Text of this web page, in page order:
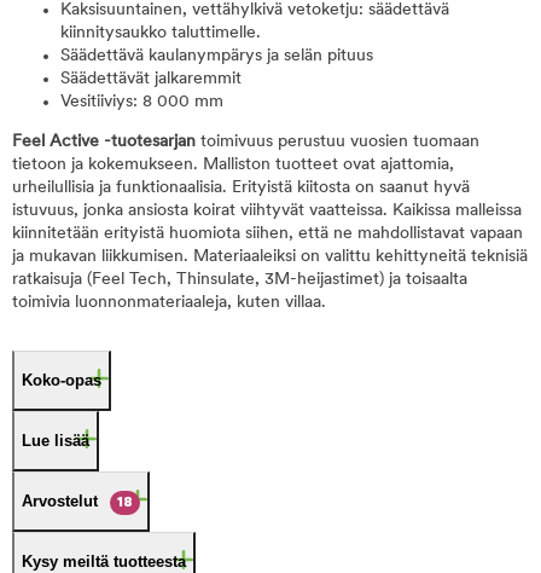
Kaksisuuntainen, vettähylkivä vetoketju: säädettävä
kiinnitysaukko taluttimelle.
Säädettävä kaulanympärys ja selän pituus
Säädettävät jalkaremmit
Vesitiiviys: 8 000 mm
Feel Active -tuotesarjan toimivuus perustuu vuosien tuomaan
tietoon ja kokemukseen. Malliston tuotteet ovat ajattomia,
urheilullisia ja funktionaalisia. Erityistä kiitosta on saanut hyvä
istuvuus, jonka ansiosta koirat viihtyvät vaatteissa. Kaikissa malleissa
kiinnitetään erityistä huomiota siihen, että ne mahdollistavat vapaan
ja mukavan liikkumisen. Materiaaleiksi on valittu kehittyneitä teknisiä
ratkaisuja (Feel Tech, Thinsulate, 3M-heijastimet) ja toisaalta
toimivia luonnonmateriaaleja, kuten villaa.
Koko-opas
Lue lisää
Arvostelut 18
Kysy meiltä tuotteesta